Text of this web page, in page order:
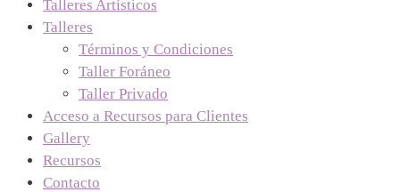
Talleres Artísticos
Talleres
Términos y Condiciones
Taller Foráneo
Taller Privado
Acceso a Recursos para Clientes
Gallery
Recursos
Contacto